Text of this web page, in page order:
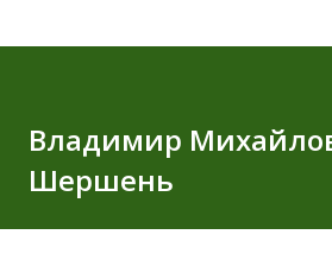
Владимир
Шершень